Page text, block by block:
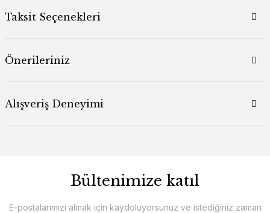
Taksit Seçenekleri
Önerileriniz
Alışveriş Deneyimi
Bültenimize katıl
E-postalarımızı almak için kaydoluyorsunuz ve istediğiniz zaman